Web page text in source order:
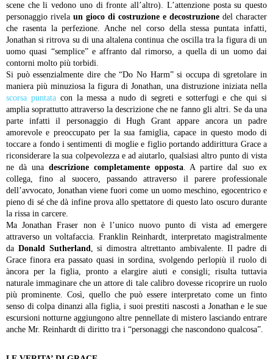
scene che li vedono uno di fronte all’altro). L’attenzione posta su questo
personaggio rivela un gioco di costruzione e decostruzione del character
che rasenta la perfezione. Anche nel corso della stessa puntata infatti,
Jonathan si ritrova su di una altalena continua che oscilla tra la figura di un
uomo quasi “semplice” e affranto dal rimorso, a quella di un uomo dai
contorni molto più torbidi.
Si può essenzialmente dire che “Do No Harm” si occupa di sgretolare in
maniera più minuziosa la figura di Jonathan, una distruzione iniziata nella
scorsa puntatacon la messa a nudo di segreti e sotterfugi e che qui si
amplia soprattutto attraverso la descrizione che ne fanno gli altri. Se da una
parte infatti il personaggio di Hugh Grant appare ancora un padre
amorevole e preoccupato per la sua famiglia, capace in questo modo di
toccare a fondo i sentimenti di moglie e figlio portando addirittura Grace a
riconsiderare la sua colpevolezza e ad aiutarlo, qualsiasi altro punto di vista
ne dà una descrizione completamente opposta. A partire dal suo ex
collega, fino al suocero, passando attraverso il parere professionale
dell’avvocato, Jonathan viene fuori come un uomo meschino, egocentrico e
pieno di sé che dà infine prova allo spettatore di questo lato oscuro durante
la rissa in carcere.
Ma Jonathan Fraser non è l’unico nuovo punto di vista ad emergere
attraverso un voltafaccia. Franklin Reinhardt, interpretato magistralmente
da Donald Sutherland, si dimostra altrettanto ambivalente. Il padre di
Grace finora era passato quasi in sordina, svolgendo perlopiù il ruolo di
àncora per la figlia, pronto a elargire aiuti e consigli; risulta tuttavia
naturale immaginare che un attore di tale calibro dovesse ricoprire un ruolo
più prominente. Così, quello che può essere interpretato come un finto
senso di colpa dinanzi alla figlia, i suoi prestiti nascosti a Jonathan e le sue
escursioni notturne aggiungono altre pennellate di mistero lasciando entrare
anche Mr. Reinhardt di diritto tra i “personaggi che nascondono qualcosa”.